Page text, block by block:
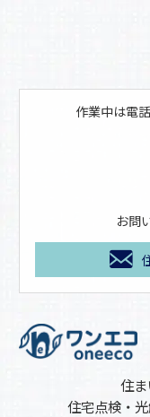
作業中は電
お問
住
住宅点検・